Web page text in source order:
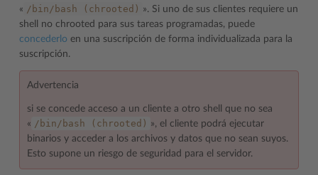
« /bin/bash (chrooted) ». Si uno de sus clientes requiere un
shell no chrooted para sus tareas programadas, puede
concederlo en una suscripción de forma individualizada para la
suscripción.
Advertencia
si se concede acceso a un cliente a otro shell que no sea
« /bin/bash (chrooted) », el cliente podrá ejecutar
binarios y acceder a los archivos y datos que no sean suyos.
Esto supone un riesgo de seguridad para el servidor.